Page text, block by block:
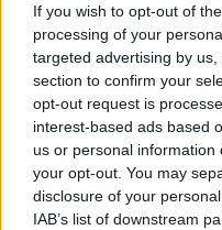
If you wish to opt-out of
processing of your
targeted advertising by
section to confirm your
opt-out request is
interest-based ads based
us or personal
your opt-out. You may
disclosure of your
IAB’s list of downstream
S
T A
N
U
S Í N A